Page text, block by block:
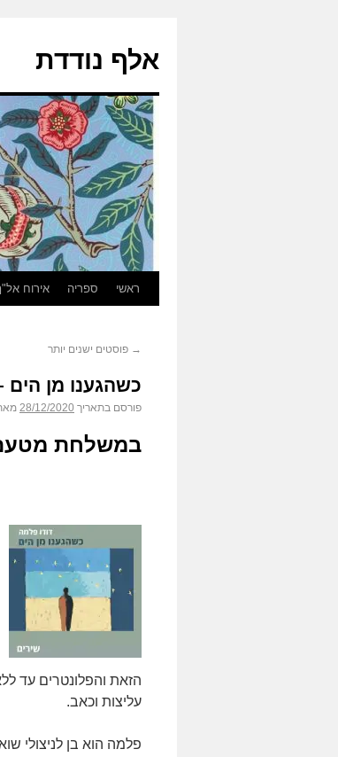
אלף נודדת
ראשי ספריה אירוח
→ פוסטים ישנים יותר
כשהגענו מן הים
פורסם בתאריך 28/12/2020
במשלחת
הזאת והפלונטרים עד
עליצות וכאב.
פלמה הוא בן לניצולי